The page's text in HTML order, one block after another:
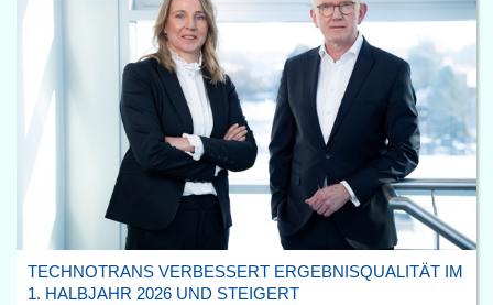
TECHNOTRANS VERBESSERT ERGEBNISQUALITÄT IM
1. HALBJAHR 2026 UND STEIGERT